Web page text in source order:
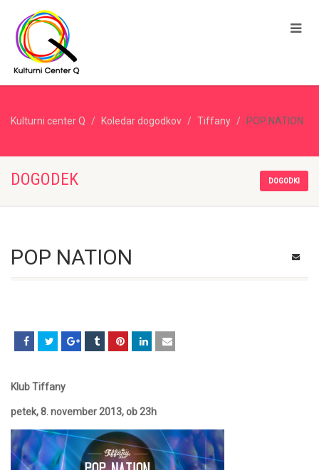
Kulturni center Q Koledar dogodkov Tiffany POP NATION
DOGODEK DOGODKI
POP NATION
Klub Tiffany
petek, 8. november 2013, ob 23h